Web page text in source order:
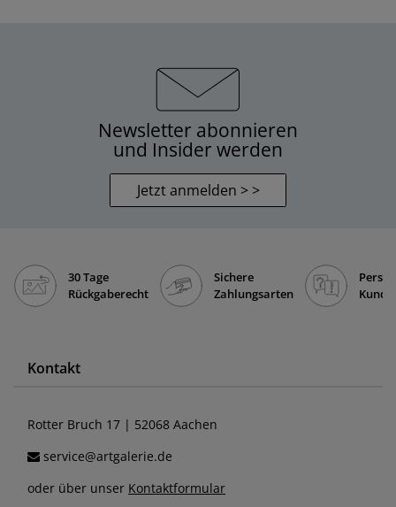
Newsletter abonnieren
und Insider werden
Jetzt anmelden > >
30 Tage
Rückgaberecht
Sichere
Zahlungsarten
Kontakt
Rotter Bruch 17 | 52068 Aachen
service@artgalerie.de
oder über unser Kontaktformular